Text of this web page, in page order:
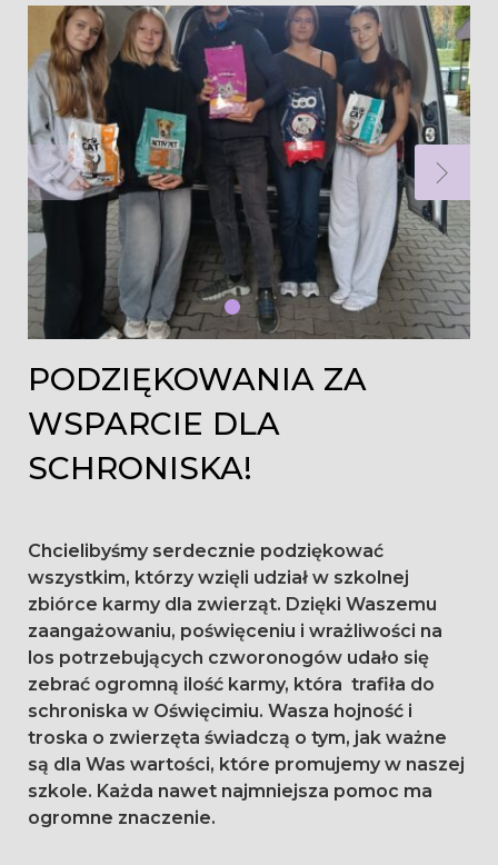
Dzień:
2025-
11-
04
PODZIĘKOWANIA ZA
WSPARCIE DLA
SCHRONISKA!
Chcielibyśmy serdecznie podziękować
wszystkim, którzy wzięli udział w szkolnej
zbiórce karmy dla zwierząt. Dzięki Waszemu
zaangażowaniu, poświęceniu i wrażliwości na
los potrzebujących czworonogów udało się
zebrać ogromną ilość karmy, która trafiła do
schroniska w Oświęcimiu. Wasza hojność i
troska o zwierzęta świadczą o tym, jak ważne
są dla Was wartości, które promujemy w naszej
szkole. Każda nawet najmniejsza pomoc ma
ogromne znaczenie.